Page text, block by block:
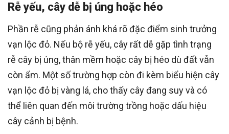
Rễ yếu, cây dễ bị úng hoặc héo
Phần rễ cũng phản ánh khá rõ đặc điểm sinh trưởng
vạn lộc đỏ. Nếu bộ rễ yếu, cây rất dễ gặp tình trạng
rễ cây bị úng, thân mềm hoặc cây bị héo dù đất vẫn
còn ẩm. Một số trường hợp còn đi kèm biểu hiện cây
vạn lộc đỏ bị vàng lá, cho thấy cây đang suy và có
thể liên quan đến môi trường trồng hoặc dấu hiệu
cây cảnh bị bệnh.